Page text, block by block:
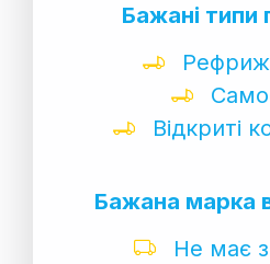
Бажані типи
Відкриті
Бажана марка
Не має